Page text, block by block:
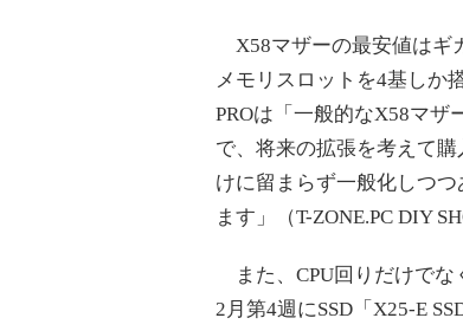
X58マザーの最安値はギ
メモリスロットを4基しか
PROは「一般的なX58マザ
で、将来の拡張を考えて
けに留まらず一般化しつ
ます」（T-ZONE.PC DIY
また、CPU回りだけでな
2月第4週にSSD「X25-E